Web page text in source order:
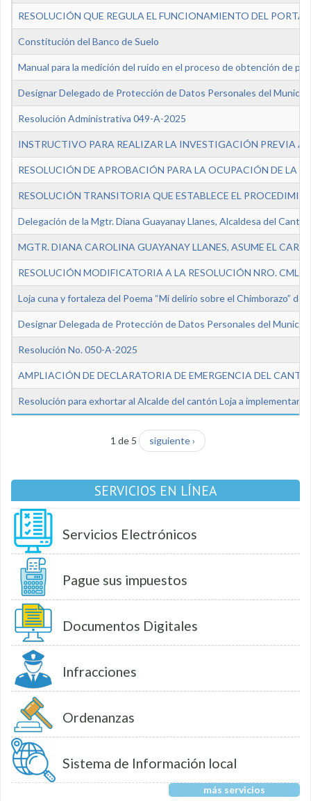
RESOLUCIÓN QUE REGULA EL FUNCIONAMIENTO DEL
Constitución del Banco de Suelo
Manual para la medición del ruido en el proceso de obtención de
Designar Delegado de Protección de Datos Personales del
Resolución Administrativa 049-A-2025
INSTRUCTIVO PARA REALIZAR LA INVESTIGACIÓN PREVIA A
RESOLUCIÓN DE APROBACIÓN PARA LA OCUPACIÓN DE LA
RESOLUCIÓN TRANSITORIA QUE ESTABLECE EL
Delegación de la Mgtr. Diana Guayanay Llanes, Alcaldesa del
MGTR. DIANA CAROLINA GUAYANAY LLANES, ASUME EL
RESOLUCIÓN MODIFICATORIA A LA RESOLUCIÓN NRO. CML-
Loja cuna y fortaleza del Poema “Mi delirio sobre el Chimborazo”
Designar Delegada de Protección de Datos Personales del
Resolución No. 050-A-2025
AMPLIACIÓN DE DECLARATORIA DE EMERGENCIA DEL
Resolución para exhortar al Alcalde del cantón Loja a implementar
1 de 5 siguiente ›
SERVICIOS EN LÍNEA
Servicios Electrónicos
Pague sus impuestos
Documentos Digitales
Infracciones
Ordenanzas
Sistema de Información local
más servicios